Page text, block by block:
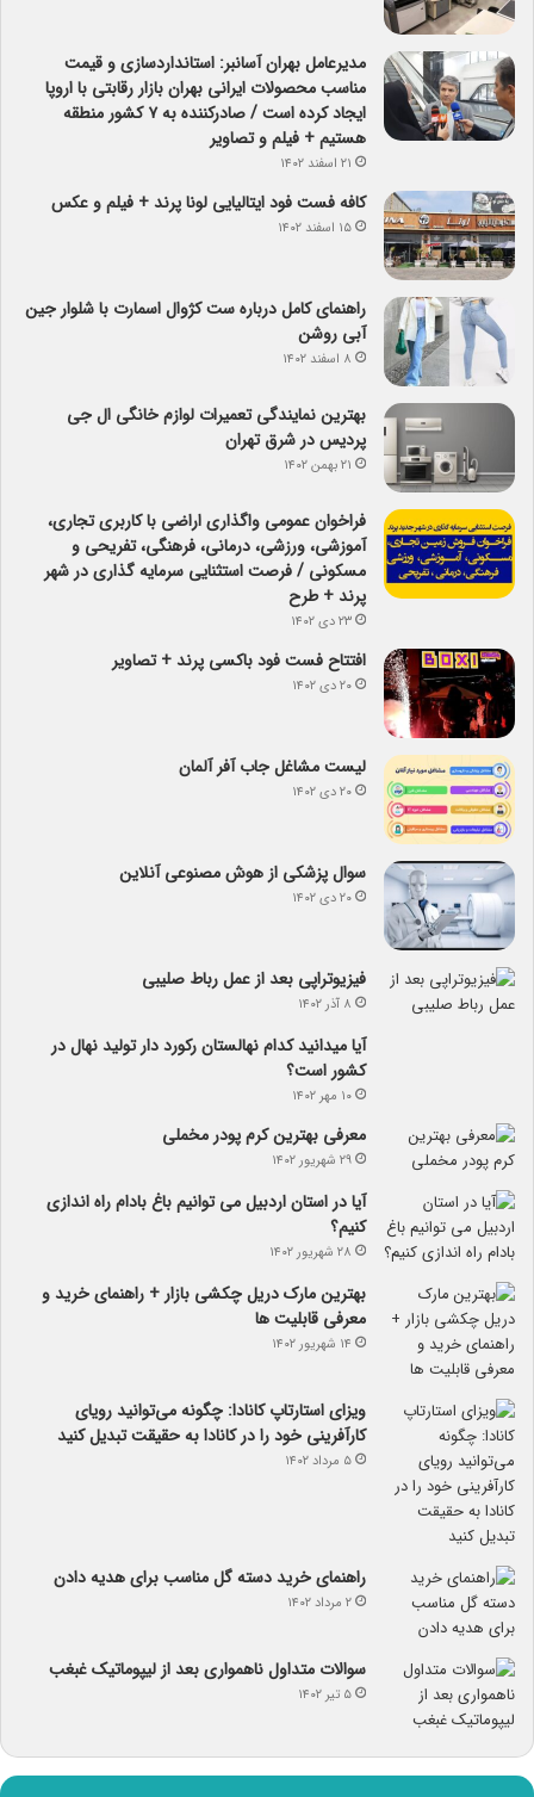
مدیرعامل بهران آسانبر: استانداردسازی و قیمت
مناسب محصولات ایرانی بهران بازار رقابتی با اروپا
ایجاد کرده است / صادرکننده به ۷ کشور منطقه
هستیم + فیلم و تصاویر
۲۱ اسفند ۱۴۰۲
کافه فست فود ایتالیایی لونا پرند + فیلم و عکس
۱۵ اسفند ۱۴۰۲
راهنمای کامل درباره ست کژوال اسمارت با شلوار جین
آبی روشن
۸ اسفند ۱۴۰۲
بهترین نمایندگی تعمیرات لوازم خانگی ال جی
پردیس در شرق تهران
۲۱ بهمن ۱۴۰۲
فراخوان عمومی واگذاری اراضی با کاربری تجاری،
آموزشی، ورزشی، درمانی، فرهنگی، تفریحی و
مسکونی / فرصت استثنایی سرمایه گذاری در شهر
پرند + طرح
۲۳ دی ۱۴۰۲
افتتاح فست فود باکسی پرند + تصاویر
۲۰ دی ۱۴۰۲
لیست مشاغل جاب آفر آلمان
۲۰ دی ۱۴۰۲
سوال پزشکی از هوش مصنوعی آنلاین
۲۰ دی ۱۴۰۲
فیزیوتراپی بعد از عمل رباط صلیبی
۸ آذر ۱۴۰۲
آیا می­دانید کدام نهالستان رکورد دار تولید نهال­ در
کشور است؟
۱۰ مهر ۱۴۰۲
معرفی بهترین کرم پودر مخملی
۲۹ شهریور ۱۴۰۲
آیا در استان اردبیل می توانیم باغ بادام راه اندازی
کنیم؟
۲۸ شهریور ۱۴۰۲
بهترین مارک دریل چکشی بازار + راهنمای خرید و
معرفی قابلیت ها
۱۴ شهریور ۱۴۰۲
ویزای استارتاپ کانادا: چگونه می‌توانید رویای
کارآفرینی خود را در کانادا به حقیقت تبدیل کنید
۵ مرداد ۱۴۰۲
راهنمای خرید دسته گل مناسب برای هدیه دادن
۲ مرداد ۱۴۰۲
سوالات متداول ناهمواری بعد از لیپوماتیک غبغب
۵ تیر ۱۴۰۲